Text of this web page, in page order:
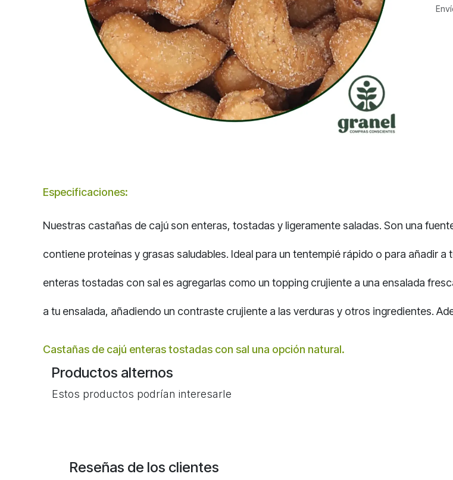
Especificaciones:
Nuestras castañas de cajú son enteras, tostadas y ligeramente saladas. Son una
contiene proteínas y grasas saludables. Ideal para un tentempié rápido o para añadir
enteras tostadas con sal es agregarlas como un topping crujiente a una ensalada
a tu ensalada, añadiendo un contraste crujiente a las verduras y otros ingredientes.
Castañas de cajú enteras tostadas con sal una opción natural.
Productos alternos
Estos productos podrían interesarle
Reseñas de los clientes